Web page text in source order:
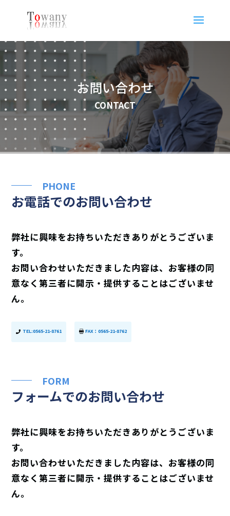
お問い合わせ
CONTACT
PHONE
お電話でのお問い合わせ
弊社に興味をお持ちいただきありがとうございま
す。
お問い合わせいただきました内容は、お客様の同
意なく第三者に開示・提供することはございませ
ん。
 TEL:0565-21-8761  FAX：0565-21-8762
FORM
フォームでのお問い合わせ
弊社に興味をお持ちいただきありがとうございま
す。
お問い合わせいただきました内容は、お客様の同
意なく第三者に開示・提供することはございませ
ん。